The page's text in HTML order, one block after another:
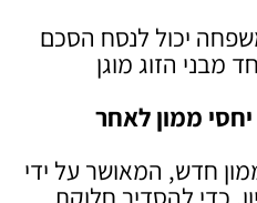
יכול לנסח הסכם
מבני הזוג מוגן
יחסי ממון לאחר
חדש, המאושר על ידי